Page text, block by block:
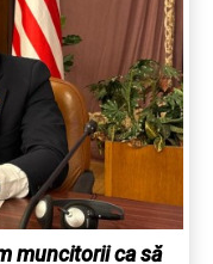
muncitorii ca să